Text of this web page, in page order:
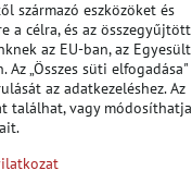
származó eszközöket és
a célra, és az összegyűjtött
az EU-ban, az Egyesült
„Összes süti elfogadása"
az adatkezeléshez. Az
találhat, vagy módosíthatja